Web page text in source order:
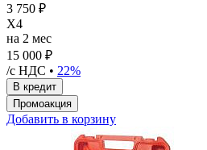
3 750 ₽
X4
на 2 мес
15 000 ₽
/с НДС • 22%
Добавить в корзину